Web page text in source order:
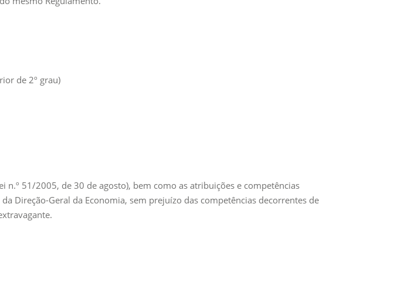
de 2º grau)
n.º 51/2005, de 30 de agosto), bem como as atribuições e competências
Direção-Geral da Economia, sem prejuízo das competências decorrentes de